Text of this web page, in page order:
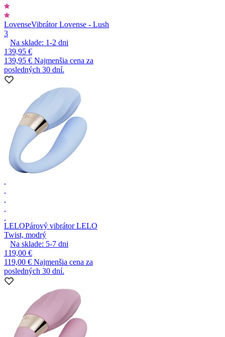
LovenseVibrátor Lovense - Lush
3
Na sklade: 1-2 dni
139,95 €
139,95 € Najmenšia cena za
posledných 30 dní.
LELOPárový vibrátor LELO
Twist, modrý
Na sklade: 5-7 dni
119,00 €
119,00 € Najmenšia cena za
posledných 30 dní.